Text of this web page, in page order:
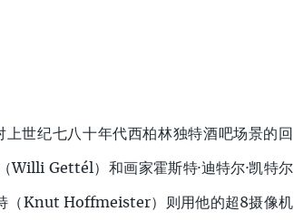
世纪七八十年代西柏林独特酒吧场景的回
Willi Gettél）和画家霍斯特·迪特尔·凯特尔
（Knut Hoffmeister）则用他的超8摄像机